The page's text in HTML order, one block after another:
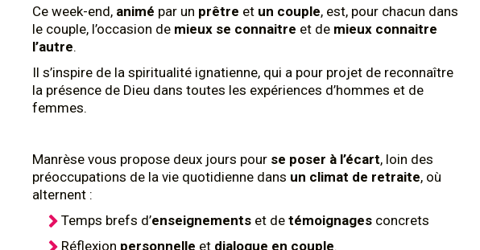
Ce week-end, animé par un prêtre et un couple, est, pour chacun dans
le couple, l’occasion de mieux se connaitre et de mieux connaitre
l’autre.
Il s’inspire de la spiritualité ignatienne, qui a pour projet de reconnaître
la présence de Dieu dans toutes les expériences d’hommes et de
femmes.
Manrèse vous propose deux jours pour se poser à l’écart, loin des
préoccupations de la vie quotidienne dans un climat de retraite, où
alternent :
Temps brefs d’enseignements et de témoignages concrets
Réflexion personnelle et dialogue en couple.